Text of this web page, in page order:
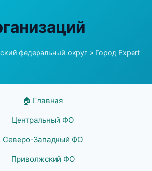
федеральный округ » Город Expert
🏠 Главная
Центральный ФО
Северо-Западный ФО
Приволжский ФО